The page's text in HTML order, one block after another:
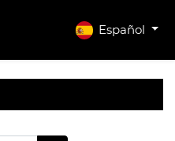
Español